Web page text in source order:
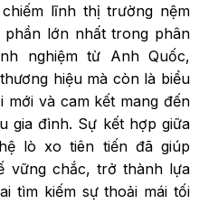
lĩnh thị trường nệm
lớn nhất trong phân
nghiệm từ Anh Quốc,
hiệu mà còn là biểu
và cam kết mang đến
gia đình. Sự kết hợp giữa
lò xo tiên tiến đã giúp
vững chắc, trở thành lựa
tìm kiếm sự thoải mái tối